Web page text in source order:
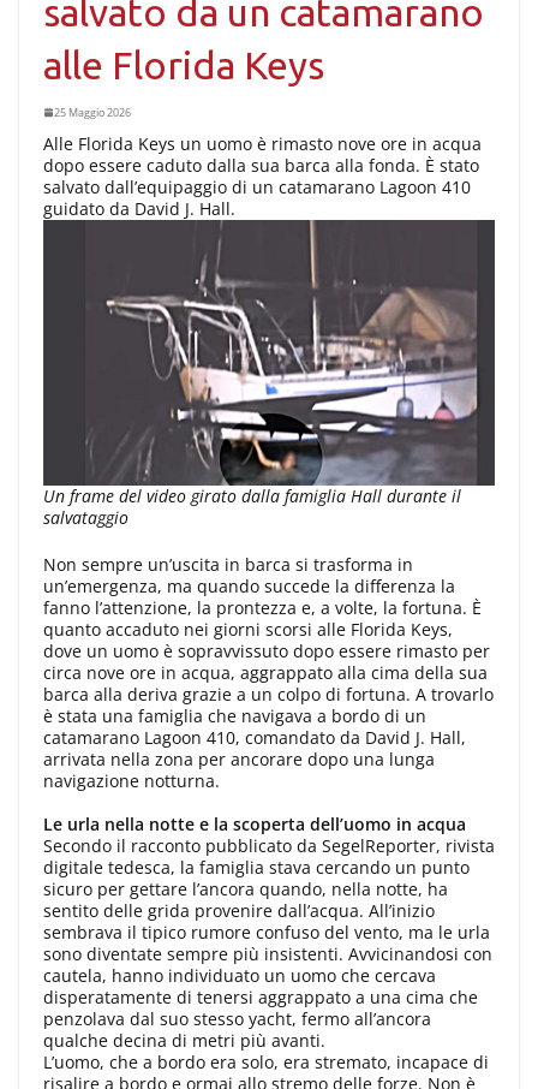
salvato da un catamarano
alle Florida Keys
25 Maggio 2026
Alle Florida Keys un uomo è rimasto nove ore in acqua
dopo essere caduto dalla sua barca alla fonda. È stato
salvato dall’equipaggio di un catamarano Lagoon 410
guidato da David J. Hall.
Un frame del video girato dalla famiglia Hall durante il
salvataggio
Non sempre un’uscita in barca si trasforma in
un’emergenza, ma quando succede la differenza la
fanno l’attenzione, la prontezza e, a volte, la fortuna. È
quanto accaduto nei giorni scorsi alle Florida Keys,
dove un uomo è sopravvissuto dopo essere rimasto per
circa nove ore in acqua, aggrappato alla cima della sua
barca alla deriva grazie a un colpo di fortuna. A trovarlo
è stata una famiglia che navigava a bordo di un
catamarano Lagoon 410, comandato da David J. Hall,
arrivata nella zona per ancorare dopo una lunga
navigazione notturna.
Le urla nella notte e la scoperta dell’uomo in acqua
Secondo il racconto pubblicato da SegelReporter, rivista
digitale tedesca, la famiglia stava cercando un punto
sicuro per gettare l’ancora quando, nella notte, ha
sentito delle grida provenire dall’acqua. All’inizio
sembrava il tipico rumore confuso del vento, ma le urla
sono diventate sempre più insistenti. Avvicinandosi con
cautela, hanno individuato un uomo che cercava
disperatamente di tenersi aggrappato a una cima che
penzolava dal suo stesso yacht, fermo all’ancora
qualche decina di metri più avanti.
L’uomo, che a bordo era solo, era stremato, incapace di
risalire a bordo e ormai allo stremo delle forze. Non è